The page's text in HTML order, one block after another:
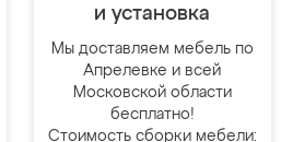
и установка
Мы доставляем мебель по
Апрелевке и всей
Московской области
бесплатно!
Стоимость сборки мебели: